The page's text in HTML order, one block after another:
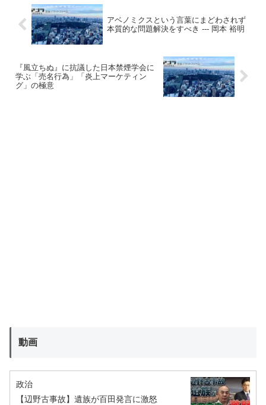
アベノミクスという言葉にまどわされず
本質的な問題解決をすべき --- 岡本 裕明
『風立ちぬ』に抗議した日本禁煙学会に
学ぶ「売名行為」「炎上マーケティン
グ」の極意
動画
政治
【辺野古事故】遺族が百田発言に激怒